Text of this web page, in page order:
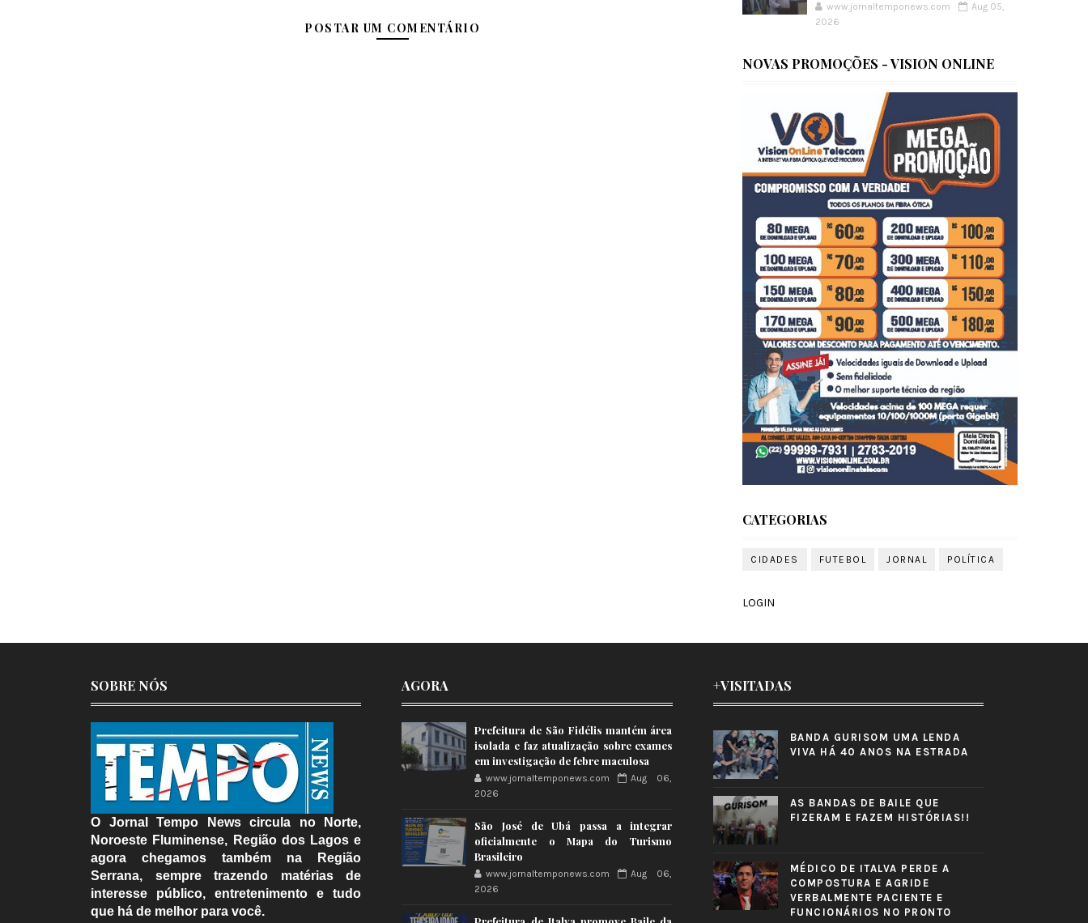
POSTAR UM COMENTÁRIO
www.jornaltemponews.com
Aug 05,
2026
NOVAS PROMOÇÕES - VISION ONLINE
CATEGORIAS
CIDADES FUTEBOL JORNAL POLÍTICA
LOGIN
SOBRE NÓS
O Jornal Tempo News circula no Norte,
Noroeste Fluminense, Região dos Lagos e
agora chegamos também na Região
Serrana, sempre trazendo matérias de
interesse público, entretenimento e tudo
que há de melhor para você.
AGORA
Prefeitura de São Fidélis mantém área
isolada e faz atualização sobre exames
em investigação de febre maculosa
www.jornaltemponews.com
Aug 06,
2026
São José de Ubá passa a integrar
oficialmente o Mapa do Turismo
Brasileiro
www.jornaltemponews.com
Aug 06,
2026
+VISITADAS
BANDA GURISOM UMA LENDA
VIVA HÁ 40 ANOS NA ESTRADA
AS BANDAS DE BAILE QUE
FIZERAM E FAZEM HISTÓRIAS!!
MÉDICO DE ITALVA PERDE A
COMPOSTURA E AGRIDE
VERBALMENTE PACIENTE E
FUNCIONÁRIOS NO PRONTO